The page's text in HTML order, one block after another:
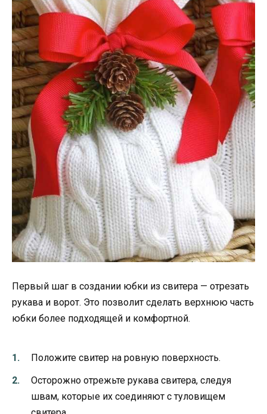
Первый шаг в создании юбки из свитера — отрезать
рукава и ворот. Это позволит сделать верхнюю часть
юбки более подходящей и комфортной.
Положите свитер на ровную поверхность.
Осторожно отрежьте рукава свитера, следуя
швам, которые их соединяют с туловищем